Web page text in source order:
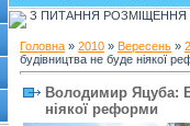
З ПИТАННЯ РОЗМІЩЕННЯ
Головна » 2010 » Вересень »
будівництва не буде ніякої
Володимир Яцуба:
ніякої реформи